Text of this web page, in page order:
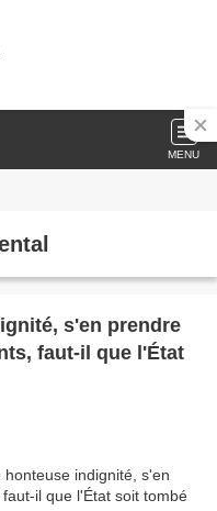
MENU
s'en prendre
faut-il que l'État